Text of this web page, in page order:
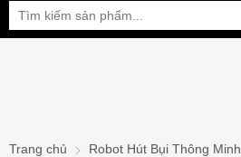
Bạn đang xem tại:
Trang chủ Robot Hút Bụi Thông Minh